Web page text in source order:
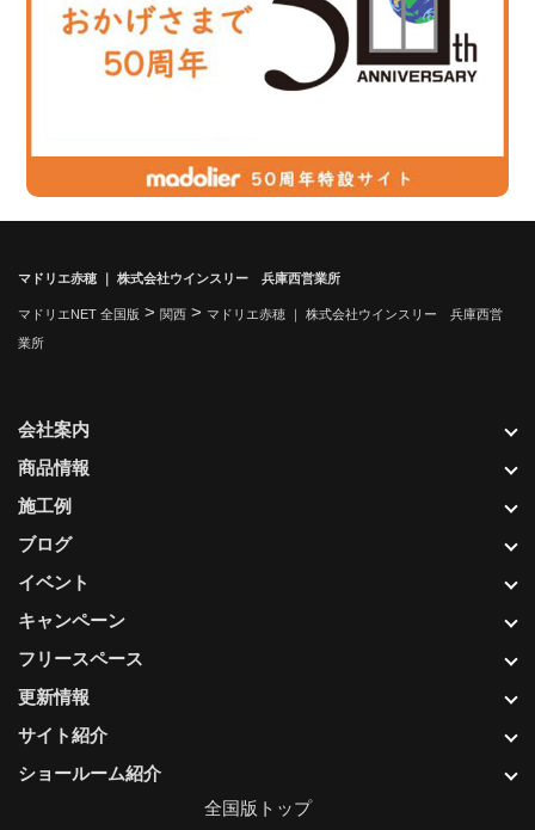
マドリエ赤穂 ｜ 株式会社ウインスリー 兵庫西営業所
マドリエNET 全国版 > 関西 > マドリエ赤穂 ｜ 株式会社ウインスリー 兵庫西営
業所
更新情報
サイト紹介
ショールーム紹介
会社案内
商品情報
施工例
ブログ
イベント
キャンペーン
フリースペース
全国版トップ